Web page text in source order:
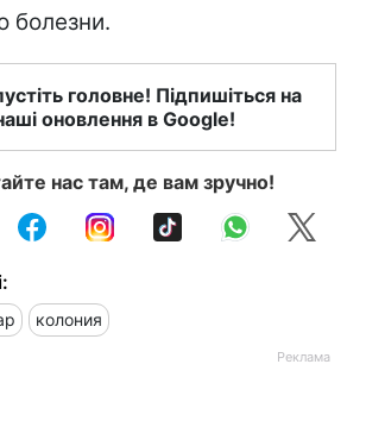
болезни.
головне! Підпишіться на
оновлення в Google!
нас там, де вам зручно!
колония